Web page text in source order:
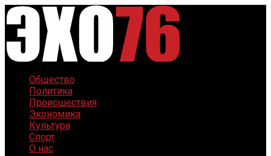
Общество
Политика
Происшествия
Экономика
Культура
Спорт
О нас